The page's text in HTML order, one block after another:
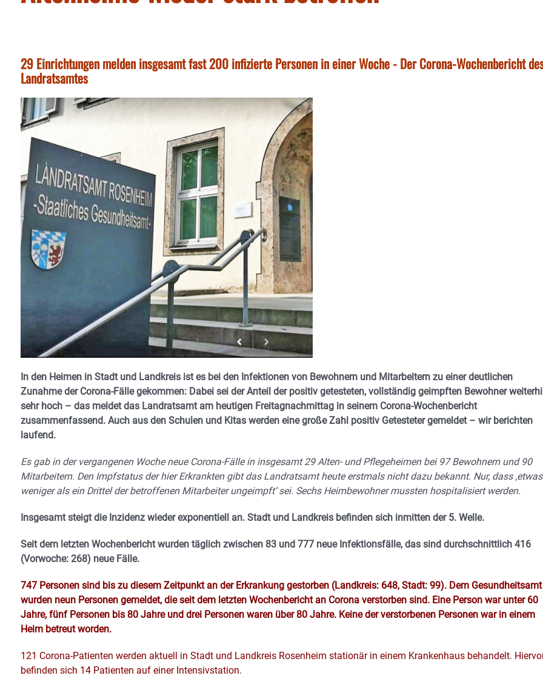
29 Einrichtungen melden insgesamt fast 200 infizierte Personen in einer Woche - Der Corona-Wochenbericht
Landratsamtes
In den Heimen in Stadt und Landkreis ist es bei den Infektionen von Bewohnern und Mitarbeitern zu einer deutlichen
Zunahme der Corona-Fälle gekommen: Dabei sei der Anteil der positiv getesteten, vollständig geimpften Bewohner
sehr hoch – das meldet das Landratsamt am heutigen Freitagnachmittag in seinem Corona-Wochenbericht
zusammenfassend. Auch aus den Schulen und Kitas werden eine große Zahl positiv Getesteter gemeldet – wir berichten
laufend.
Es gab in der vergangenen Woche neue Corona-Fälle in insgesamt 29 Alten- und Pflegeheimen bei 97 Bewohnern und 90
Mitarbeitern. Den Impfstatus der hier Erkrankten gibt das Landratsamt heute erstmals nicht dazu bekannt. Nur, dass ‚etwas
weniger als ein Drittel der betroffenen Mitarbeiter ungeimpft‘ sei. Sechs Heimbewohner mussten hospitalisiert werden.
Insgesamt steigt die Inzidenz wieder exponentiell an. Stadt und Landkreis befinden sich inmitten der 5. Welle.
Seit dem letzten Wochenbericht wurden täglich zwischen 83 und 777 neue Infektionsfälle, das sind durchschnittlich 416
(Vorwoche: 268) neue Fälle.
747 Personen sind bis zu diesem Zeitpunkt an der Erkrankung gestorben (Landkreis: 648, Stadt: 99). Dem Gesundheitsamt
wurden neun Personen gemeldet, die seit dem letzten Wochenbericht an Corona verstorben sind. Eine Person war unter 60
Jahre, fünf Personen bis 80 Jahre und drei Personen waren über 80 Jahre. Keine der verstorbenen Personen war in einem
Heim betreut worden.
121 Corona-Patienten werden aktuell in Stadt und Landkreis Rosenheim stationär in einem Krankenhaus behandelt.
befinden sich 14 Patienten auf einer Intensivstation.